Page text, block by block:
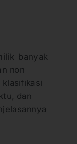
banyak
non
klasifikasi
dan